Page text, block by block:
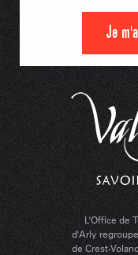
L'Office de
d'Arly
de Crest-
Je